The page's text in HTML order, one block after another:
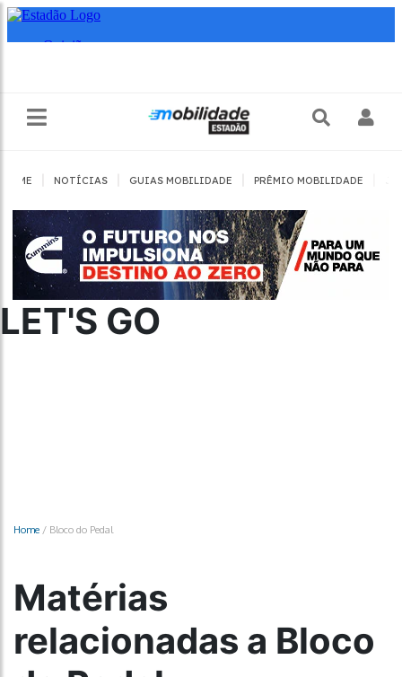
HOME NOTÍCIAS GUIAS MOBILIDADE PRÊMIO MOBILIDADE
LET'S GO
Home / Bloco do Pedal
Matérias
relacionadas a Bloco